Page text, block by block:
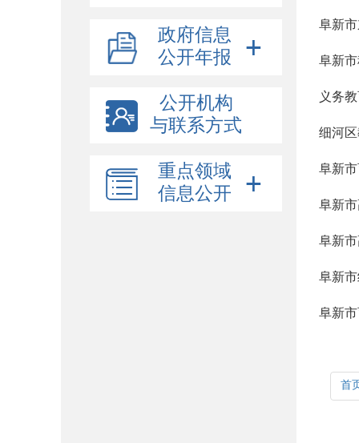
政府信息
公开年报
公开机构
与联系方式
重点领域
信息公开
阜新
阜新
义务
细河
阜新
阜新
阜新
阜新
阜新
首